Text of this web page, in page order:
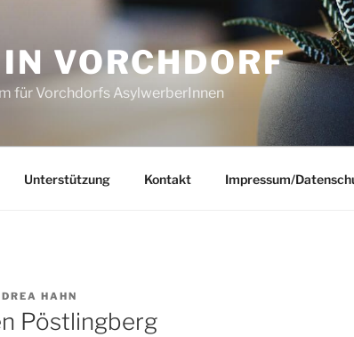
VORCHDORF
für Vorchdorfs AsylwerberInnen
Unterstützung Kontakt Impressum/
HAHN
Pöstlingberg